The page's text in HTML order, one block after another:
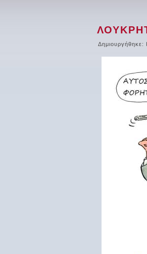
Δημιουργήθηκε: